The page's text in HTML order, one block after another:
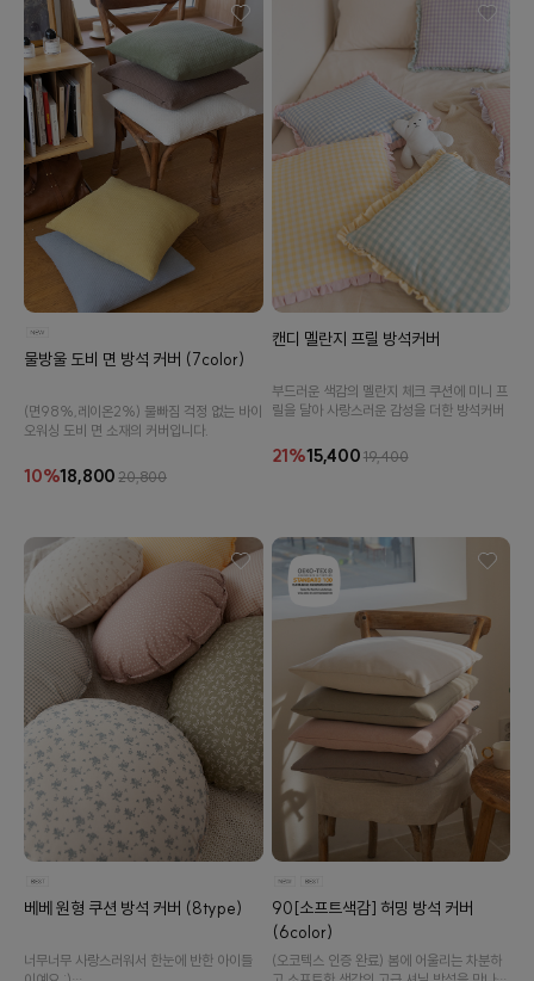
물방울 도비 면 방석 커버 (7color)
(면98%,레이온2%) 물빠짐 걱정 없는 바이
오워싱 도비 면 소재의 커버입니다.
10%18,800 20,800
캔디 멜란지 프릴 방석커버
부드러운 색감의 멜란지 체크 쿠션에 미니 프
릴을 달아 사랑스러운 감성을 더한 방석커버
21%15,400 19,400
베베 원형 쿠션 방석 커버 (8type)
너무너무 사랑스러워서 한눈에 반한 아이들
90[소프트색감] 허밍 방석 커버
(6color)
(오코텍스 인증 완료) 봄에 어울리는 차분하